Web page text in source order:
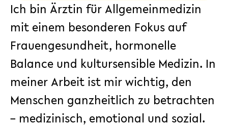
Ich bin Ärztin für Allgemeinmedizin
mit einem besonderen Fokus auf
Frauengesundheit, hormonelle
Balance und kultursensible Medizin. In
meiner Arbeit ist mir wichtig, den
Menschen ganzheitlich zu betrachten
– medizinisch, emotional und sozial.